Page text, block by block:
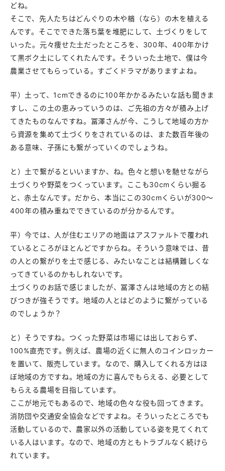
どね。
そこで、先人たちはどんぐりの木や楢（なら）の木を植える
んです。そこでできた落ち葉を堆肥にして、土づくりをして
いった。元々痩せた土だったところを、300年、400年かけ
て黒ボク土にしてくれたんです。そういった土地で、僕は今
農業させてもらっている。すごくドラマがありますよね。
平）土って、1cmできるのに100年かかるみたいな話も聞きま
すし、この土の恵みっていうのは、ご先祖の方々が積み上げ
てきたものなんですね。冨澤さんが今、こうして地域の方か
ら資源を集めて土づくりをされているのは、また数百年後の
ある意味、子孫にも繋がっていくのでしょうね。
と）土で繋がるといいますか、ね。色々と想いを馳せながら
土づくりや野菜をつくっています。ここも30cmくらい掘る
と、赤土なんです。だから、本当にこの30cmくらいが300〜
400年の積み重ねでできているのが分かるんです。
平）今では、人が住むエリアの地面はアスファルトで覆われ
ているところがほとんどですからね。そういう意味では、昔
の人との繋がりを土で感じる、みたいなことは結構難しくな
ってきているのかもしれないです。
土づくりのお話で感じましたが、冨澤さんは地域の方との結
びつきが強そうです。地域の人とはどのように繋がっている
のでしょうか？
と）そうですね。つくった野菜は市場には出しておらず、
100%直売です。例えば、農場の近くに無人のコインロッカー
を置いて、販売しています。なので、購入してくれる方はほ
ぼ地域の方ですね。地域の方に喜んでもらえる、必要として
もらえる農場を目指しています。
ここが地元でもあるので、地域の色々な役も回ってきます。
消防団や交通安全協会などですよね。そういったところでも
活動しているので、農家以外の活動している姿を見てくれて
いる人はいます。なので、地域の方ともトラブルなく続けら
れています。